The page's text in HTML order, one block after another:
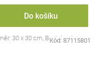
Do košíku
30 x 30 cm, Bocioland
Kód: 87115801